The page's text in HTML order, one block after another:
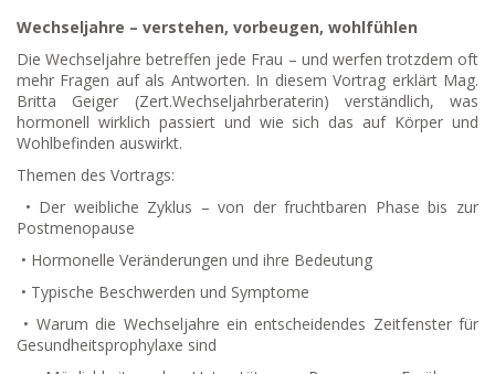
Wechseljahre – verstehen, vorbeugen, wohlfühlen
Die Wechseljahre betreffen jede Frau – und werfen trotzdem oft
mehr Fragen auf als Antworten. In diesem Vortrag erklärt Mag.
Britta Geiger (Zert.Wechseljahrberaterin) verständlich, was
hormonell wirklich passiert und wie sich das auf Körper und
Wohlbefinden auswirkt.
Themen des Vortrags:
• Der weibliche Zyklus – von der fruchtbaren Phase bis zur
Postmenopause
• Hormonelle Veränderungen und ihre Bedeutung
• Typische Beschwerden und Symptome
• Warum die Wechseljahre ein entscheidendes Zeitfenster für
Gesundheitsprophylaxe sind